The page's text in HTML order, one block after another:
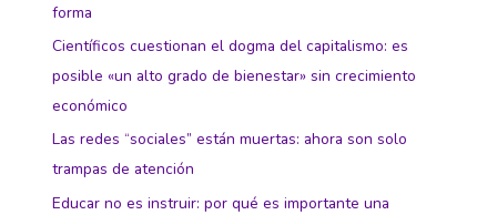
forma
Científicos cuestionan el dogma del capitalismo: es
posible «un alto grado de bienestar» sin crecimiento
económico
Las redes “sociales” están muertas: ahora son solo
trampas de atención
Educar no es instruir: por qué es importante una